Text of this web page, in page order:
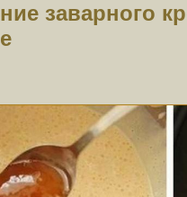
заварного